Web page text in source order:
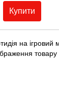
Купити